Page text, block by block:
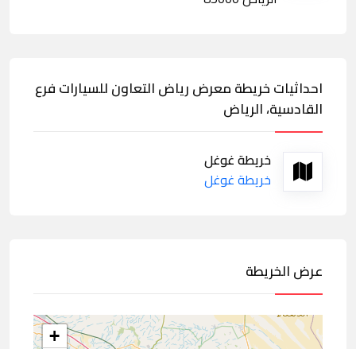
احداثيات خريطة معرض رياض التعاون للسيارات فرع
القادسية، الرياض
خريطة غوغل
خريطة غوغل
عرض الخريطة
+